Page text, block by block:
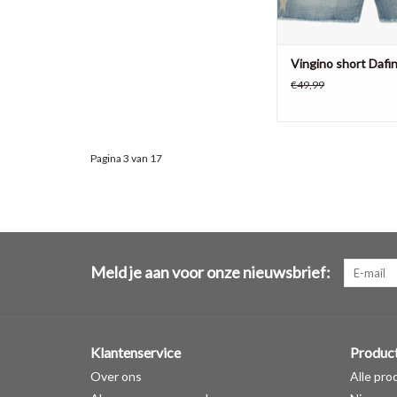
Vingino short
€49,99
Pagina 3 van 17
Meld je aan voor onze nieuwsbrief:
Klantenservice
Over ons
Alle